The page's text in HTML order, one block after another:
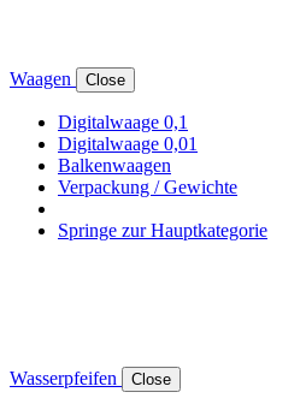
Waagen Close
Digitalwaage 0,1
Digitalwaage 0,01
Balkenwaagen
Verpackung / Gewichte
Springe zur Hauptkategorie
Wasserpfeifen Close